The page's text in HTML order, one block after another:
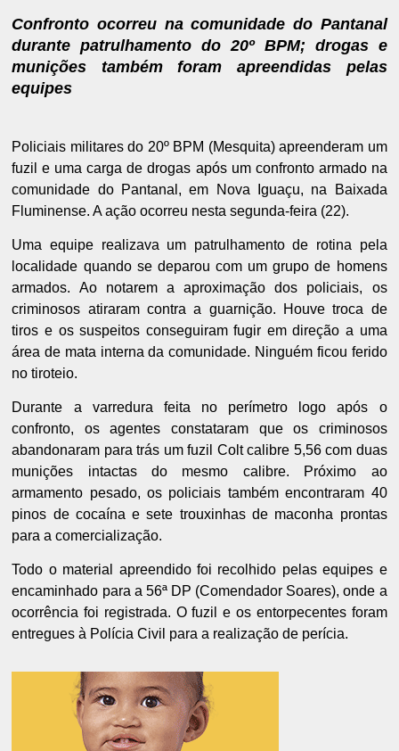
Confronto ocorreu na comunidade do Pantanal
durante patrulhamento do 20º BPM; drogas e
munições também foram apreendidas pelas
equipes
Policiais militares do 20º BPM (Mesquita) apreenderam um
fuzil e uma carga de drogas após um confronto armado na
comunidade do Pantanal, em Nova Iguaçu, na Baixada
Fluminense. A ação ocorreu nesta segunda-feira (22).
Uma equipe realizava um patrulhamento de rotina pela
localidade quando se deparou com um grupo de homens
armados. Ao notarem a aproximação dos policiais, os
criminosos atiraram contra a guarnição. Houve troca de
tiros e os suspeitos conseguiram fugir em direção a uma
área de mata interna da comunidade. Ninguém ficou ferido
no tiroteio.
Durante a varredura feita no perímetro logo após o
confronto, os agentes constataram que os criminosos
abandonaram para trás um fuzil Colt calibre 5,56 com duas
munições intactas do mesmo calibre. Próximo ao
armamento pesado, os policiais também encontraram 40
pinos de cocaína e sete trouxinhas de maconha prontas
para a comercialização.
Todo o material apreendido foi recolhido pelas equipes e
encaminhado para a 56ª DP (Comendador Soares), onde a
ocorrência foi registrada. O fuzil e os entorpecentes foram
entregues à Polícia Civil para a realização de perícia.